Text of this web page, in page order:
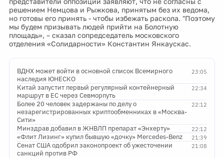
решением Немцова и Рыжкова, принятым без их ведома,
но готовы его принять - чтобы избежать раскола. "Поэтому
мы будем призывать людей прийти на Болотную
площадь», – сказал сопредседатель московского
отделения «Солидарности» Константин Янкаускас.
23:05
ВДНХ может войти в основной список Всемирного
наследия ЮНЕСКО
22:34
Китай запустит первый регулярный контейнерный
маршрут в ЕС через Севморпуть
22:12
Более 20 человек задержаны по делу о
незарегистрированных криптообменниках в «Москва-
Сити»
22:12
Минздрав добавил в ЖНВЛП препарат «Энхерту»
21:39
«Флит Лизинг» купил бывшую «дочку» Mercedes-Benz
21:08
Сенат США одобрил законопроект об ужесточении
санкций против РФ